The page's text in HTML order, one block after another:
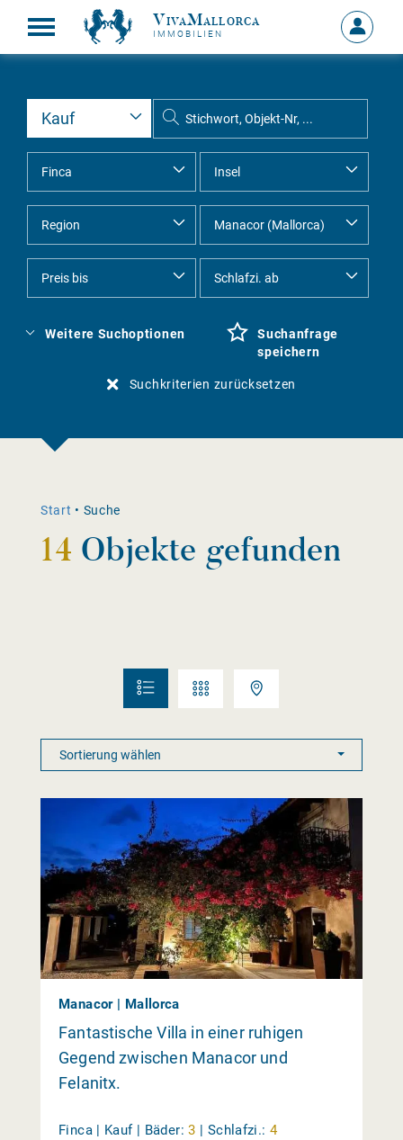
VivaMallorca
IMMOBILIEN
MEIN
Weitere Suchoptionen
Suchanfrage
speichern
Suchkriterien zurücksetzen
Start • Suche
14 Objekte gefunden
Manacor | Mallorca
Fantastische Villa in einer ruhigen
Gegend zwischen Manacor und
Felanitx.
Finca | Kauf | Bäder: 3 | Schlafzi.: 4